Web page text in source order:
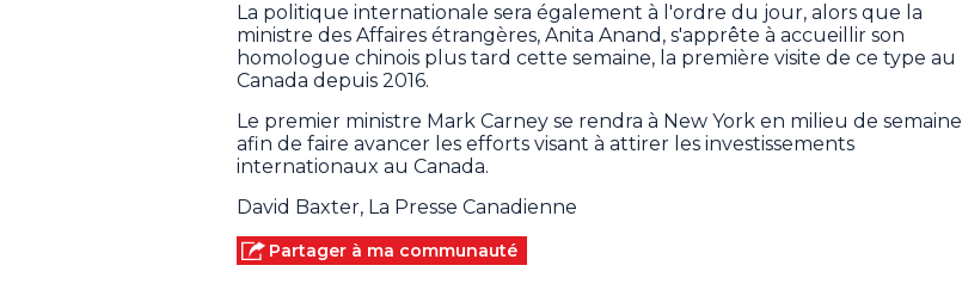
La politique internationale sera également à l'ordre du jour, alors que la
ministre des Affaires étrangères, Anita Anand, s'apprête à accueillir son
homologue chinois plus tard cette semaine, la première visite de ce type au
Canada depuis 2016.
Le premier ministre Mark Carney se rendra à New York en milieu de semaine
afin de faire avancer les efforts visant à attirer les investissements
internationaux au Canada.
David Baxter, La Presse Canadienne
Partager à ma communauté